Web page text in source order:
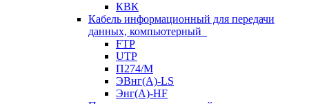
КВК
Кабель информационный для передачи
данных, компьютерный
FTP
UTP
П274/М
ЭВнг(А)-LS
Энг(А)-HF